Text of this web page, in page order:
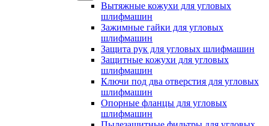
Вытяжные кожухи для угловых
шлифмашин
Зажимные гайки для угловых
шлифмашин
Защита рук для угловых шлифмашин
Защитные кожухи для угловых
шлифмашин
Ключи под два отверстия для угловых
шлифмашин
Опорные фланцы для угловых
шлифмашин